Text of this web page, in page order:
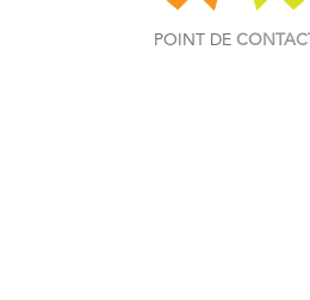
POINT DE CONTACT